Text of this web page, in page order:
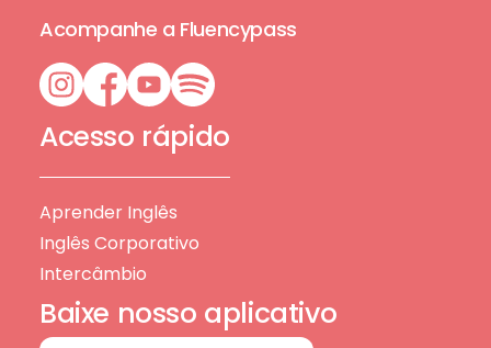
Acompanhe a Fluencypass
Acesso rápido
Aprender Inglês
Inglês Corporativo
Intercâmbio
Baixe nosso aplicativo